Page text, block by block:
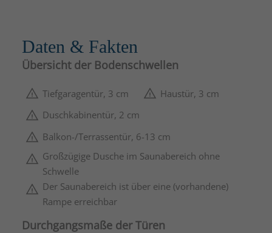
Daten & Fakten
Übersicht der Bodenschwellen
Tiefgaragentür, 3 cm
Haustür, 3 cm
Duschkabinentür, 2 cm
Balkon-/Terrassentür, 6-13 cm
Großzügige Dusche im Saunabereich ohne
Schwelle
Der Saunabereich ist über eine (vorhandene)
Rampe erreichbar
Durchgangsmaße der Türen